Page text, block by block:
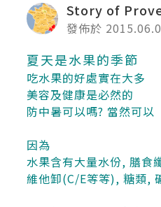
Story of
發佈於
夏天是水果的季節
吃水果的好處實在大多
美容及健康是必然的
防中暑可以嗎? 當然可以
因為
水果含有大量水份, 膳食
維他卸(C/E等等), 糖類,